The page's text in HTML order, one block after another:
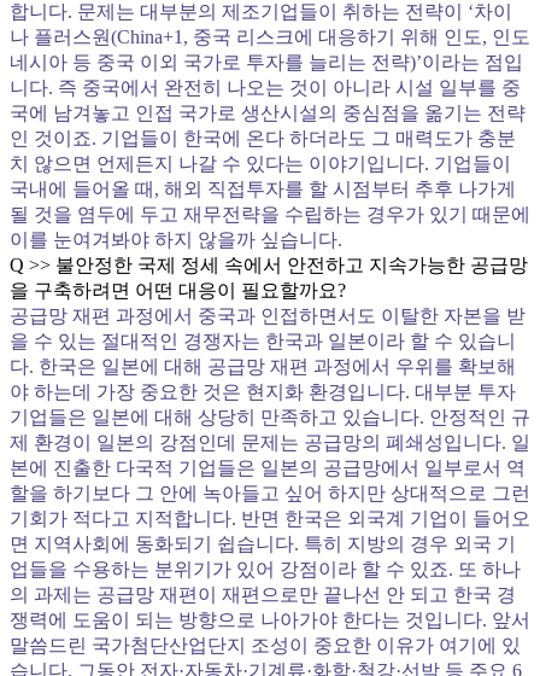
합니다. 문제는 대부분의 제조기업들이 취하는 전략이 ‘차이
나 플러스원(China+1, 중국 리스크에 대응하기 위해 인도, 인도
네시아 등 중국 이외 국가로 투자를 늘리는 전략)’이라는 점입
니다. 즉 중국에서 완전히 나오는 것이 아니라 시설 일부를 중
국에 남겨놓고 인접 국가로 생산시설의 중심점을 옮기는 전략
인 것이죠. 기업들이 한국에 온다 하더라도 그 매력도가 충분
치 않으면 언제든지 나갈 수 있다는 이야기입니다. 기업들이
국내에 들어올 때, 해외 직접투자를 할 시점부터 추후 나가게
될 것을 염두에 두고 재무전략을 수립하는 경우가 있기 때문에
이를 눈여겨봐야 하지 않을까 싶습니다.
Q >> 불안정한 국제 정세 속에서 안전하고 지속가능한 공급망
을 구축하려면 어떤 대응이 필요할까요?
공급망 재편 과정에서 중국과 인접하면서도 이탈한 자본을 받
을 수 있는 절대적인 경쟁자는 한국과 일본이라 할 수 있습니
다. 한국은 일본에 대해 공급망 재편 과정에서 우위를 확보해
야 하는데 가장 중요한 것은 현지화 환경입니다. 대부분 투자
기업들은 일본에 대해 상당히 만족하고 있습니다. 안정적인 규
제 환경이 일본의 강점인데 문제는 공급망의 폐쇄성입니다. 일
본에 진출한 다국적 기업들은 일본의 공급망에서 일부로서 역
할을 하기보다 그 안에 녹아들고 싶어 하지만 상대적으로 그런
기회가 적다고 지적합니다. 반면 한국은 외국계 기업이 들어오
면 지역사회에 동화되기 쉽습니다. 특히 지방의 경우 외국 기
업들을 수용하는 분위기가 있어 강점이라 할 수 있죠. 또 하나
의 과제는 공급망 재편이 재편으로만 끝나선 안 되고 한국 경
쟁력에 도움이 되는 방향으로 나아가야 한다는 것입니다. 앞서
말씀드린 국가첨단산업단지 조성이 중요한 이유가 여기에 있
습니다. 그동안 전자·자동차·기계류·화학·철강·선박 등 주요 6